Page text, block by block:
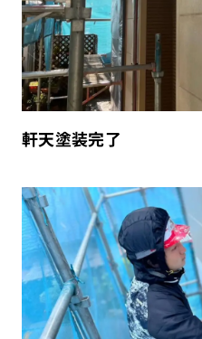
軒天塗装完了